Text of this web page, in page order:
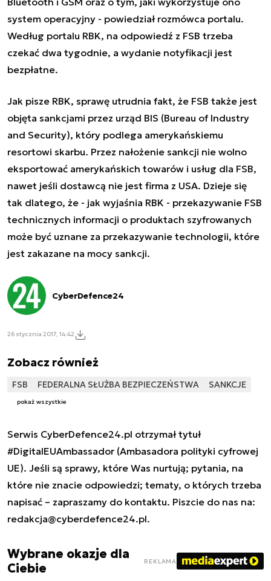
system operacyjny - powiedział rozmówca portalu.
Według portalu RBK, na odpowiedź z FSB trzeba
czekać dwa tygodnie, a wydanie notyfikacji jest
bezpłatne.
Jak pisze RBK, sprawę utrudnia fakt, że FSB także jest
objęta sankcjami przez urząd BIS (Bureau of Industry
and Security), który podlega amerykańskiemu
resortowi skarbu. Przez nałożenie sankcji nie wolno
eksportować amerykańskich towarów i usług dla FSB,
nawet jeśli dostawcą nie jest firma z USA. Dzieje się
tak dlatego, że - jak wyjaśnia RBK - przekazywanie FSB
technicznych informacji o produktach szyfrowanych
może być uznane za przekazywanie technologii, które
jest zakazane na mocy sankcji.
CyberDefence24
26 stycznia 2017, 14:42
Zobacz również
FSB FEDERALNA SŁUŻBA BEZPIECZEŃSTWA SANKCJE
pokaż wszystkie
Serwis CyberDefence24.pl otrzymał tytuł
#DigitalEUAmbassador (Ambasadora polityki cyfrowej
UE). Jeśli są sprawy, które Was nurtują; pytania, na
które nie znacie odpowiedzi; tematy, o których trzeba
napisać – zapraszamy do kontaktu. Piszcie do nas na:
redakcja@cyberdefence24.pl.
Wybrane okazje dla
Ciebie
REKLAMA